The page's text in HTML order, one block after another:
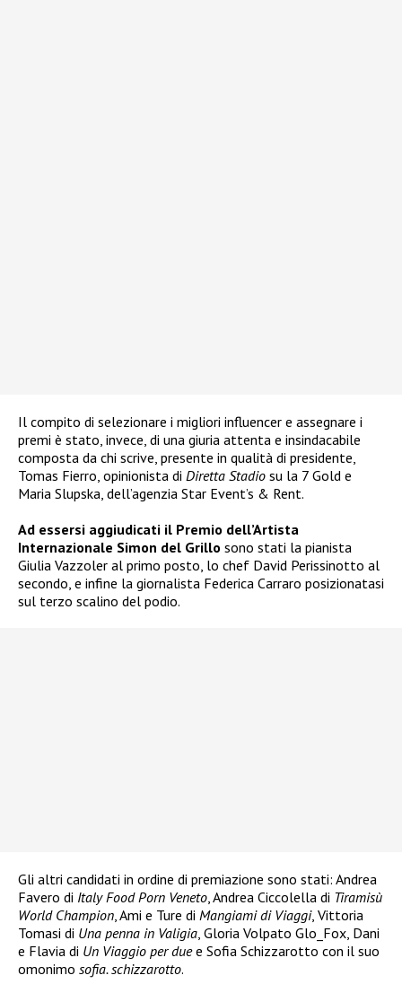
Il compito di selezionare i migliori influencer e assegnare i
premi è stato, invece, di una giuria attenta e insindacabile
composta da chi scrive, presente in qualità di presidente,
Tomas Fierro, opinionista di Diretta Stadio su la 7 Gold e
Maria Slupska, dell’agenzia Star Event’s & Rent.
Ad essersi aggiudicati il Premio dell’Artista
Internazionale Simon del Grillo sono stati la pianista
Giulia Vazzoler al primo posto, lo chef David Perissinotto al
secondo, e infine la giornalista Federica Carraro posizionatasi
sul terzo scalino del podio.
Gli altri candidati in ordine di premiazione sono stati: Andrea
Favero di Italy Food Porn Veneto , Andrea Ciccolella di Tiramisù
World Champion , Ami e Ture di Mangiami di Viaggi, Vittoria
Tomasi di Una penna in Valigia , Gloria Volpato Glo_Fox, Dani
e Flavia di Un Viaggio per duee Sofia Schizzarotto con il suo
omonimo sofia. schizzarotto.